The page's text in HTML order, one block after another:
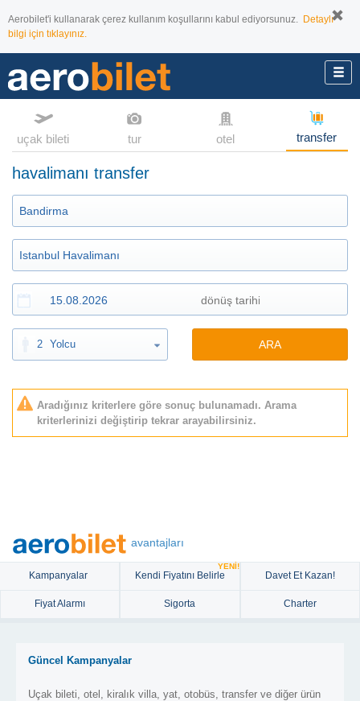
Aerobilet'i kullanarak çerez kullanım koşullarını kabul ediyorsunuz. Detaylı
bilgi için tıklayınız.
uçak bileti tur otel transfer
havalimanı transfer
2 Yolcu ARA
Aradığınız kriterlere göre sonuç bulunamadı. Arama
kriterlerinizi değiştirip tekrar arayabilirsiniz.
avantajları
Kampanyalar Kendi Fiyatını Belirle
YENİ!
Davet Et Kazan!
Fiyat Alarmı Sigorta Charter
Güncel Kampanyalar
Uçak bileti, otel, kiralık villa, yat, otobüs, transfer ve diğer ürün